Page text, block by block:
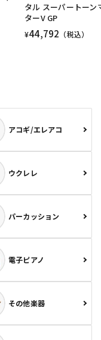
タル スーパートーン
ターV GP
¥44,792 （税込）
アコギ/エレアコ
ウクレレ
パーカッション
電子ピアノ
その他楽器